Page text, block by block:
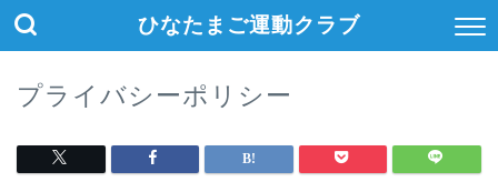
ひなたまご運動クラブ
プライバシーポリシー